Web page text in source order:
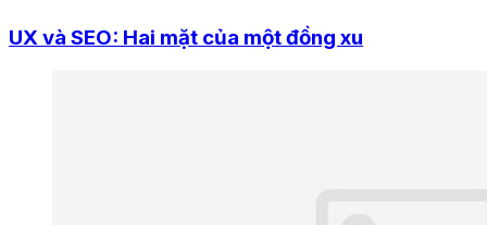
UX và SEO: Hai mặt của một đồng xu